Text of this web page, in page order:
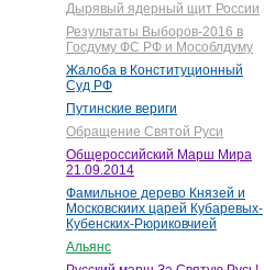
Дырявый ядерный щит России
Результаты Выборов-2016 в
Госдуму ФС РФ и Мособлдуму
Жалоба в Конституционный
Суд РФ
Путинские вериги
Обращение Святой Руси
Общероссийский Марш Мира
21.09.2014
Фамильное дерево Князей и
Московскиих царей Кубаревых-
Кубенских-Рюриковчией
Альянс